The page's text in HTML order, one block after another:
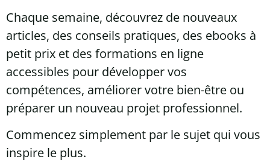
Chaque semaine, découvrez de nouveaux
articles, des conseils pratiques, des ebooks à
petit prix et des formations en ligne
accessibles pour développer vos
compétences, améliorer votre bien-être ou
préparer un nouveau projet professionnel.
Commencez simplement par le sujet qui vous
inspire le plus.